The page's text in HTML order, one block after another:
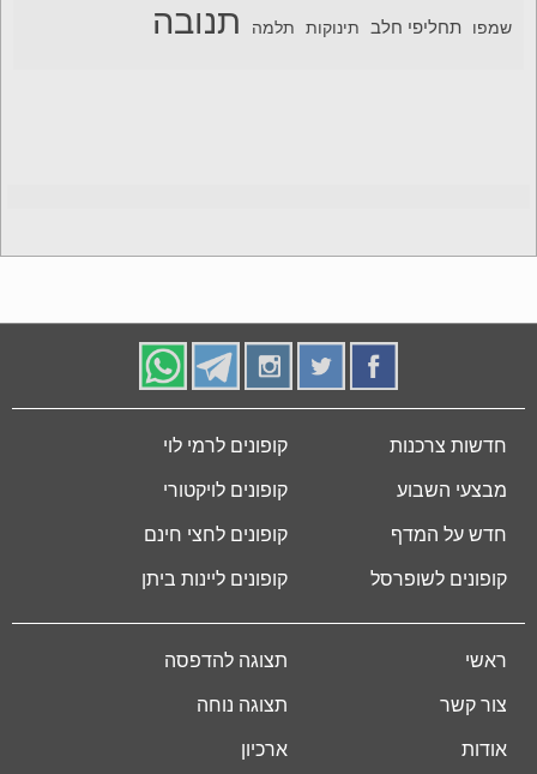
שמפו תחליפי חלב תינוקות תלמה תנובה
חדשות צרכנות
מבצעי השבוע
חדש על המדף
קופונים לשופרסל
קופונים לרמי לוי
קופונים לויקטורי
קופונים לחצי חינם
קופונים ליינות ביתן
ראשי
צור קשר
אודות
תצוגה להדפסה
תצוגה נוחה
ארכיון